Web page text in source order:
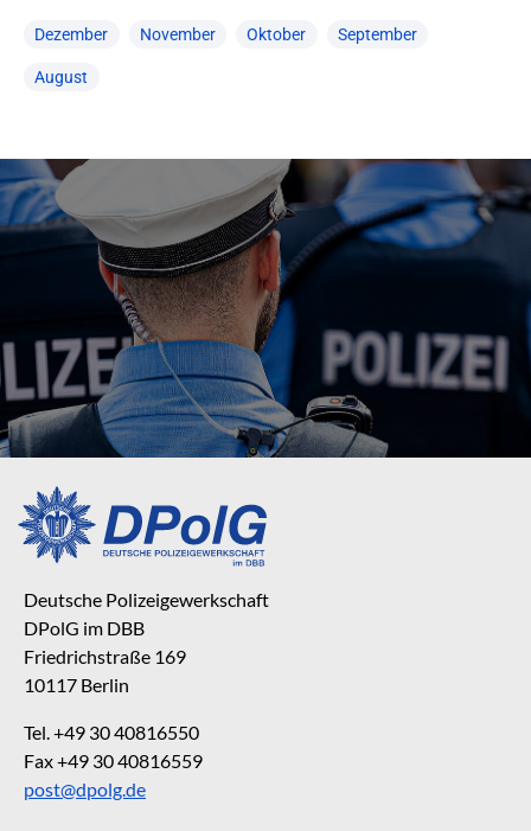
Dezember November Oktober September
August
Deutsche Polizeigewerkschaft
DPolG im DBB
Friedrichstraße 169
10117 Berlin
Tel. +49 30 40816550
Fax +49 30 40816559
post@dpolg.de